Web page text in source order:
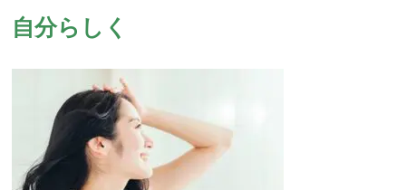
自分らしく